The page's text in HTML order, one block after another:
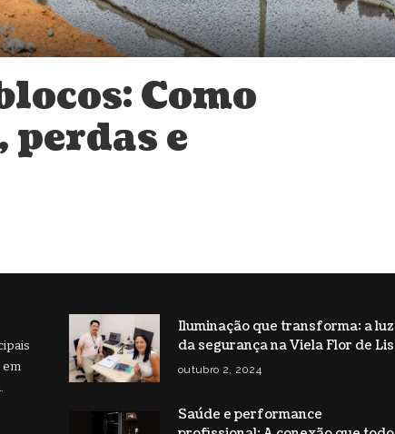
Como
e
em
Iluminação que transforma: a luz
da segurança na Viela Flor de Lis
outubro 2, 2024
Saúde e performance